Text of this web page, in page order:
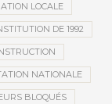
LOCALE
DE 1992
NATIONALE
BLOQUÉS